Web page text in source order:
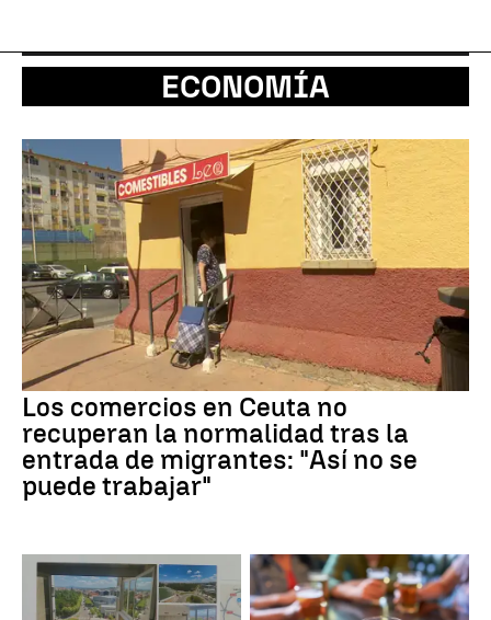
ECONOMÍA
Los comercios en Ceuta no
recuperan la normalidad tras la
entrada de migrantes: "Así no se
puede trabajar"